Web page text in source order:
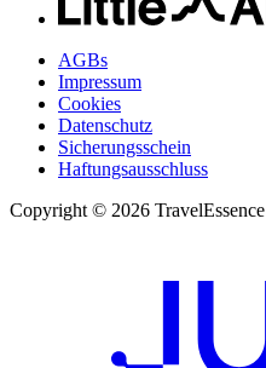
AGBs
Impressum
Cookies
Datenschutz
Sicherungsschein
Haftungsausschluss
Copyright © 2026 TravelEssence